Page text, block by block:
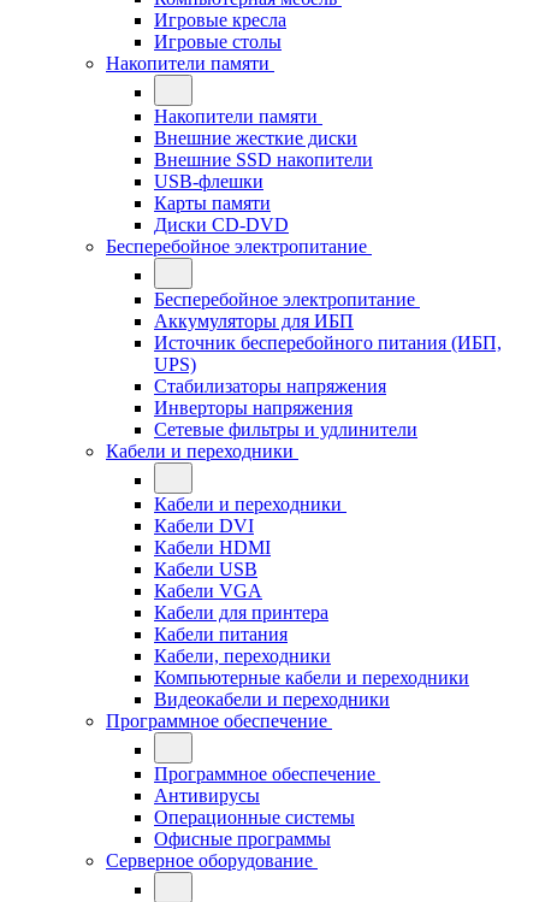
Игровые кресла
Игровые столы
Накопители памяти
Накопители памяти
Внешние жесткие диски
Внешние SSD накопители
USB-флешки
Карты памяти
Диски CD-DVD
Бесперебойное электропитание
Бесперебойное электропитание
Аккумуляторы для ИБП
Источник бесперебойного питания (ИБП,
UPS)
Стабилизаторы напряжения
Инверторы напряжения
Сетевые фильтры и удлинители
Кабели и переходники
Кабели и переходники
Кабели DVI
Кабели HDMI
Кабели USB
Кабели VGA
Кабели для принтера
Кабели питания
Кабели, переходники
Компьютерные кабели и переходники
Видеокабели и переходники
Программное обеспечение
Программное обеспечение
Антивирусы
Операционные системы
Офисные программы
Серверное оборудование